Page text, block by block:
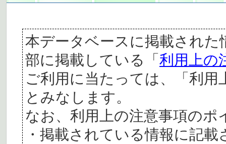
本データベースに掲載され
部に掲載している「利用上の
ご利用に当たっては、「利
とみなします。
なお、利用上の注意事項の
・掲載されている情報に記